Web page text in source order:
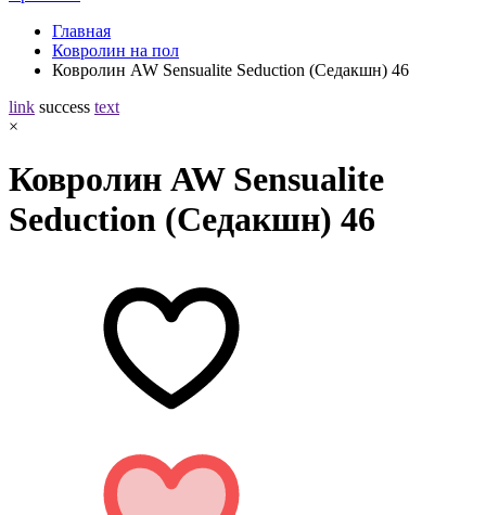
Главная
Ковролин на пол
Ковролин AW Sensualite Seduction (Седакшн) 46
link success text
×
Ковролин AW Sensualite
Seduction (Седакшн) 46